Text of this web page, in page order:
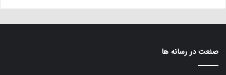
صنعت در رسانه ها